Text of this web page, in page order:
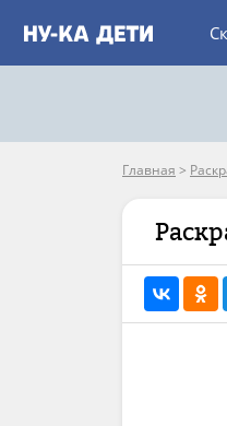
Главная >